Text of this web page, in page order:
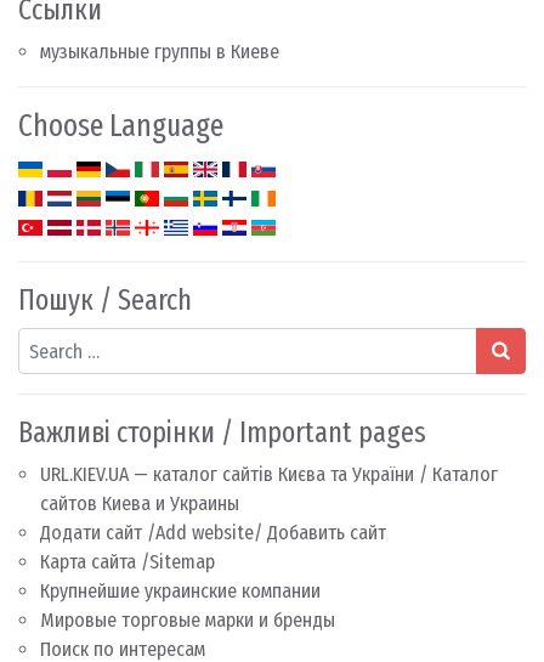
Ссылки
музыкальные группы в Киеве
Choose Language
Пошук / Search
Search
Важливі сторінки / Important pages
URL.KIEV.UA — каталог сайтів Києва та України / Каталог
сайтов Киева и Украины
Додати сайт /Add website/ Добавить сайт
Карта сайта /Sitemap
Крупнейшие украинские компании
Мировые торговые марки и бренды
Поиск по интересам